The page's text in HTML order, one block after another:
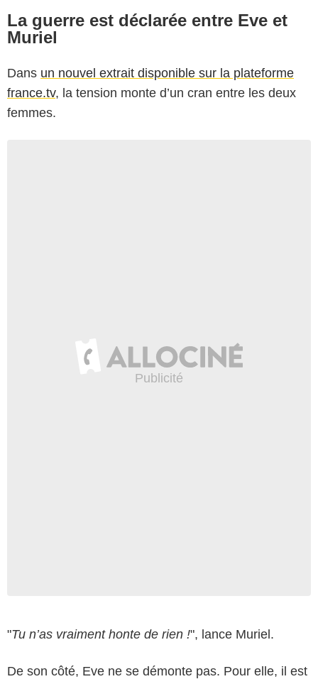
La guerre est déclarée entre Eve et
Muriel
Dans un nouvel extrait disponible sur la plateforme
france.tv, la tension monte d’un cran entre les deux
femmes.
"Tu n’as vraiment honte de rien !", lance Muriel.
De son côté, Eve ne se démonte pas. Pour elle, il est